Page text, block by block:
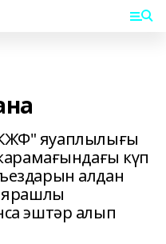
яуаплылығы
күп
алдан
ярашлы
эштәр алып